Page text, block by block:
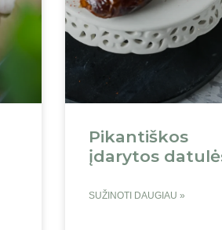
Pikantiškos
įdarytos
SUŽINOTI DAUGIAU »